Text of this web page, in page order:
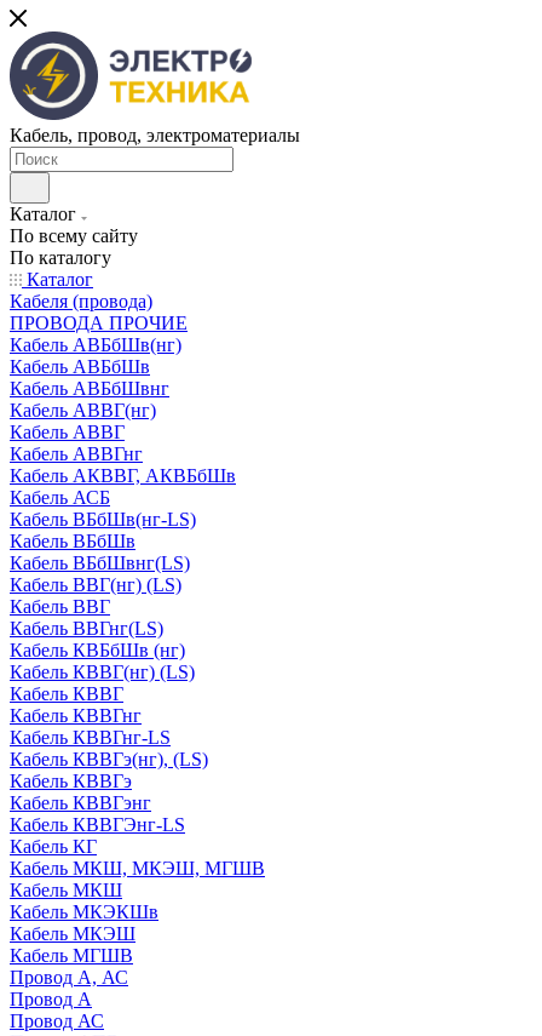
Кабель, провод, электроматериалы
Каталог
По всему сайту
По каталогу
Каталог
Кабеля (провода)
ПРОВОДА ПРОЧИЕ
Кабель АВБбШв(нг)
Кабель АВБбШв
Кабель АВБбШвнг
Кабель АВВГ(нг)
Кабель АВВГ
Кабель АВВГнг
Кабель АКВВГ, АКВБбШв
Кабель АСБ
Кабель ВБбШв(нг-LS)
Кабель ВБбШв
Кабель ВБбШвнг(LS)
Кабель ВВГ(нг) (LS)
Кабель ВВГ
Кабель ВВГнг(LS)
Кабель КВБбШв (нг)
Кабель КВВГ(нг) (LS)
Кабель КВВГ
Кабель КВВГнг
Кабель КВВГнг-LS
Кабель КВВГэ(нг), (LS)
Кабель КВВГэ
Кабель КВВГэнг
Кабель КВВГЭнг-LS
Кабель КГ
Кабель МКШ, МКЭШ, МГШВ
Кабель МКШ
Кабель МКЭКШв
Кабель МКЭШ
Кабель МГШВ
Провод А, АС
Провод А
Провод АС